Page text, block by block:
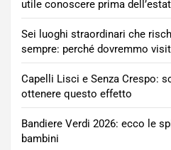
utile conoscere prima
Sei luoghi straordinari che
sempre: perché dovremmo
Capelli Lisci e Senza Crespo:
ottenere questo effetto
Bandiere Verdi 2026: ecco le
bambini